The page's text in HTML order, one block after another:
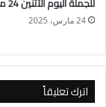
24 مارس، 2025
اترك تعليقاً